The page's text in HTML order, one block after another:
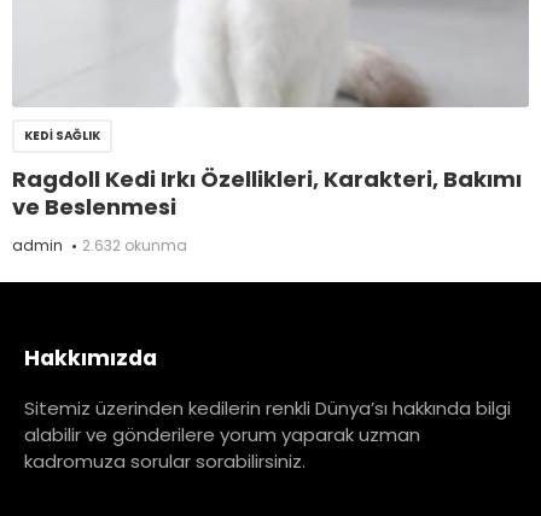
KEDI SAĞLIK
Ragdoll Kedi Irkı Özellikleri, Karakteri, Bakımı
ve Beslenmesi
admin 2.632 okunma
Hakkımızda
Sitemiz üzerinden kedilerin renkli Dünya’sı hakkında bilgi
alabilir ve gönderilere yorum yaparak uzman
kadromuza sorular sorabilirsiniz.